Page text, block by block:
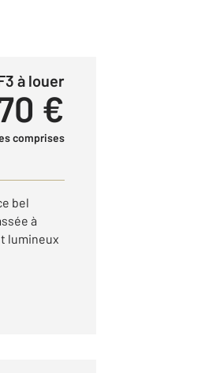
à louer
€
comprises
bel
à
lumineux